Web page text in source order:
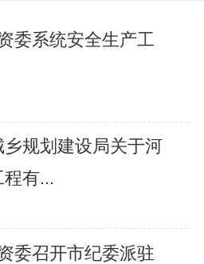
委系统安全生产工
规划建设局关于河
有...
委召开市纪委派驻